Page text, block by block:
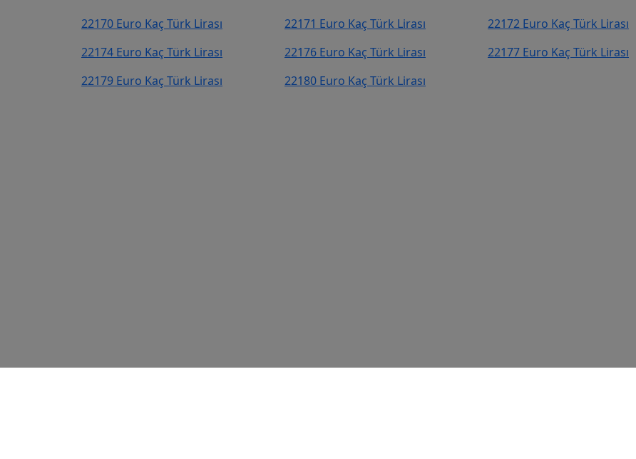
22170 Euro Kaç Türk Lirası 22171 Euro Kaç Türk Lirası 22172 Euro Kaç Türk Lirası
22174 Euro Kaç Türk Lirası
22176 Euro Kaç Türk Lirası 22177 Euro Kaç Türk Lirası
22179 Euro Kaç Türk Lirası
22180 Euro Kaç Türk Lirası